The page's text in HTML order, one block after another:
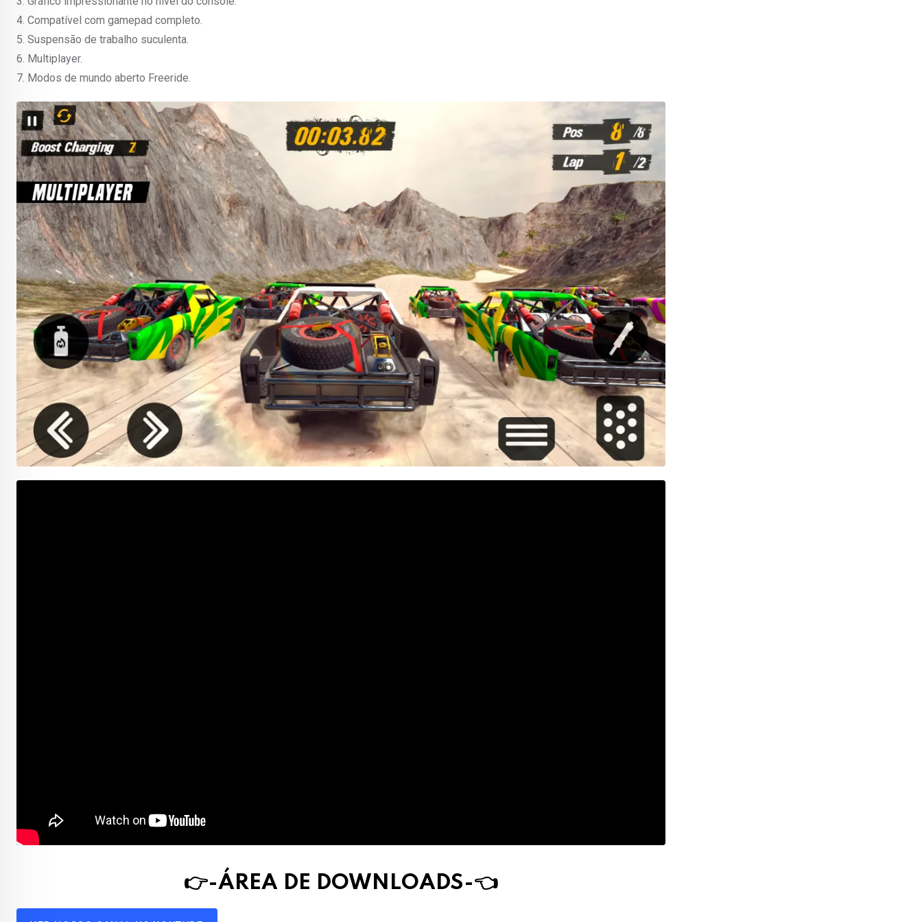
4. Compatível com gamepad completo.
5. Suspensão de trabalho suculenta.
6. Multiplayer.
7. Modos de mundo aberto Freeride.
👉-ÁREA DE DOWNLOADS-👈